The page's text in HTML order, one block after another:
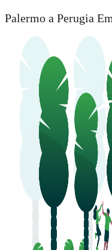
Palermo a Perugia